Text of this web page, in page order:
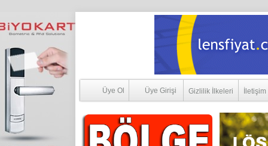
Üye Ol Üye Girişi Gizlilik İlkeleri İletişim